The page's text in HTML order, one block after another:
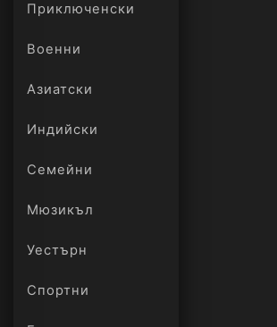
Приключенски
Военни
Азиатски
Индийски
Семейни
Мюзикъл
Уестърн
Спортни